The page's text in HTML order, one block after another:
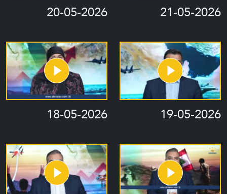
21-05-2026
20-05-2026
19-05-2026
18-05-2026